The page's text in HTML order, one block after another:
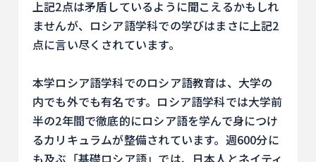
上記2点は矛盾しているように聞こえるかもしれ
ませんが、ロシア語学科での学びはまさに上記2
点に言い尽くされています。
本学ロシア語学科でのロシア語教育は、大学の
内でも外でも有名です。ロシア語学科では大学前
半の2年間で徹底的にロシア語を学んで身につけ
るカリキュラムが整備されています。週600分に
も及ぶ「基礎ロシア語」では、日本人とネイティ